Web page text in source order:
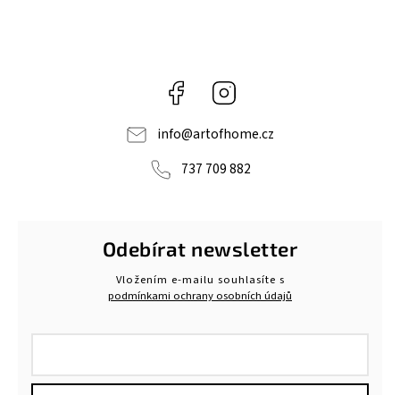
Facebook
info@artofhome.cz
737 709 882
Odebírat newsletter
Vložením e-mailu souhlasíte s
podmínkami ochrany osobních údajů